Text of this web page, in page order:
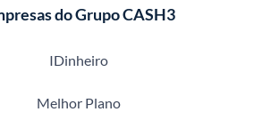
do Grupo CASH3
IDinheiro
Melhor Plano